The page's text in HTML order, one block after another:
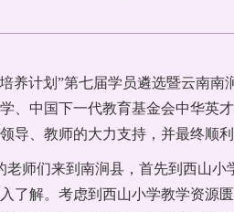
养计划”第七届学员遴选暨云南
、中国下一代教育基金会中华英
导、教师的大力支持，并最终顺利
老师们来到南涧县，首先到西山
了解。考虑到西山小学教学资源